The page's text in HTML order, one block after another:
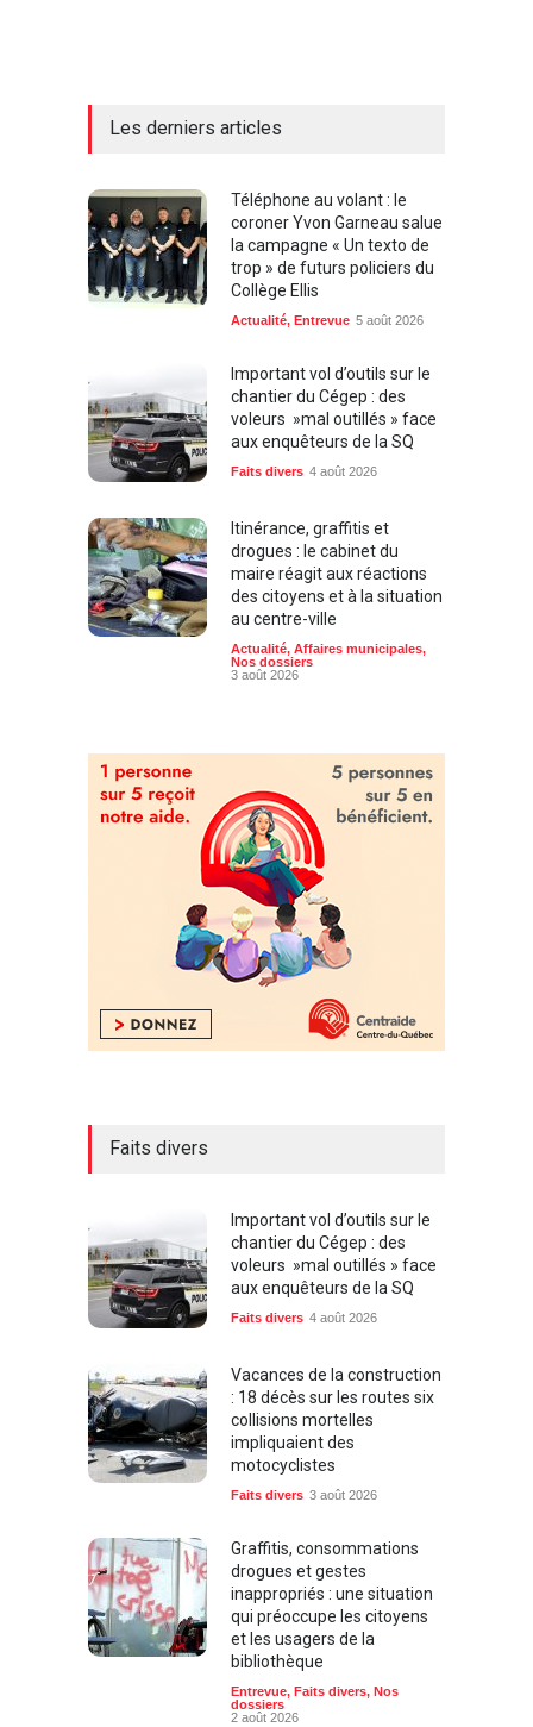
Les derniers articles
Téléphone au volant : le
coroner Yvon Garneau salue
la campagne « Un texto de
trop » de futurs policiers du
Collège Ellis
Actualité, Entrevue 5 août 2026
Important vol d’outils sur le
chantier du Cégep : des
voleurs »mal outillés » face
aux enquêteurs de la SQ
Faits divers 4 août 2026
Itinérance, graffitis et
drogues : le cabinet du
maire réagit aux réactions
des citoyens et à la situation
au centre-ville
Actualité, Affaires municipales,
Nos dossiers
3 août 2026
Faits divers
Important vol d’outils sur le
chantier du Cégep : des
voleurs »mal outillés » face
aux enquêteurs de la SQ
Faits divers 4 août 2026
Vacances de la construction
: 18 décès sur les routes six
collisions mortelles
impliquaient des
motocyclistes
Faits divers 3 août 2026
Graffitis, consommations
drogues et gestes
inappropriés : une situation
qui préoccupe les citoyens
et les usagers de la
bibliothèque
Entrevue, Faits divers, Nos
dossiers
2 août 2026